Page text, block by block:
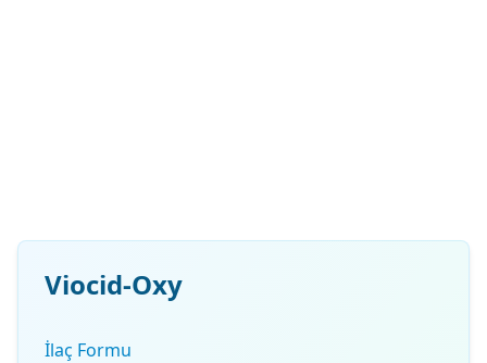
Viocid-Oxy
İlaç Formu